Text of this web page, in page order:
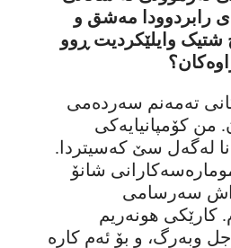
رابردوودا مەشق و
شتیک وایلێکردیت ڕوو
تەمەنم سەردەمی
من کۆمپانیایەکی
لەگەل سێ کەسیتردا.
شانۆ
سەرسامی
کارێکی هونەریم
جل وبەرگ، و بۆ ئەم کارە